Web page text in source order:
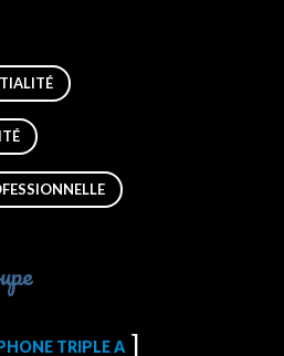
TRIPLE A